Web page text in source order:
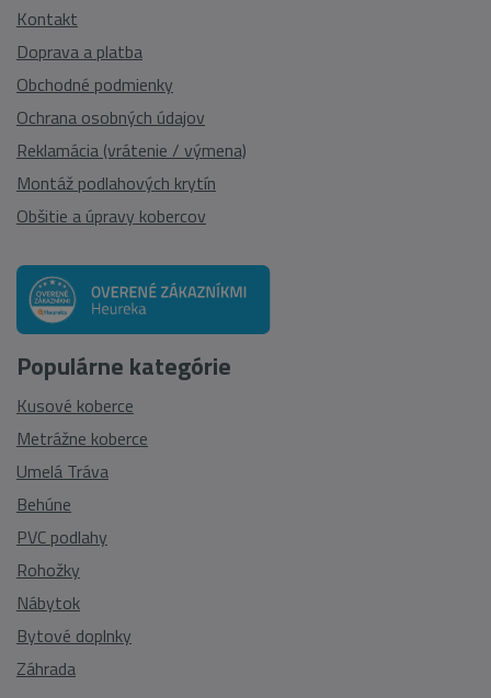
Kontakt
Doprava a platba
Obchodné podmienky
Ochrana osobných údajov
Reklamácia (vrátenie / výmena)
Montáž podlahových krytín
Obšitie a úpravy kobercov
Populárne kategórie
Kusové koberce
Metrážne koberce
Umelá Tráva
Behúne
PVC podlahy
Rohožky
Nábytok
Bytové doplnky
Záhrada